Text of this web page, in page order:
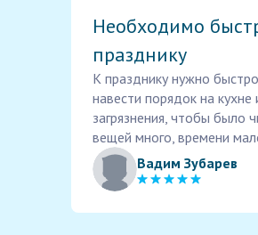
Необходимо
празднику
К празднику нужно
навести порядок на
загрязнения, чтобы было
вещей много, времени
Вадим Зубарев